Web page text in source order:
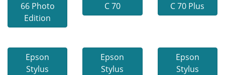
66 Photo
Edition
C 70
C 70 Plus
Epson
Stylus
Epson
Stylus
Epson
Stylus